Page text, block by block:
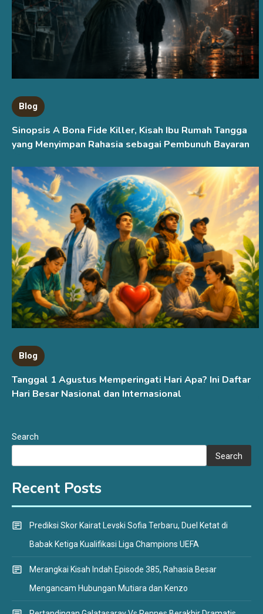
Blog
Sinopsis A Bona Fide Killer, Kisah Ibu Rumah Tangga
yang Menyimpan Rahasia sebagai Pembunuh Bayaran
Blog
Tanggal 1 Agustus Memperingati Hari Apa? Ini Daftar
Hari Besar Nasional dan Internasional
Search
Search
Recent Posts
Prediksi Skor Kairat Levski Sofia Terbaru, Duel Ketat di
Babak Ketiga Kualifikasi Liga Champions UEFA
Merangkai Kisah Indah Episode 385, Rahasia Besar
Mengancam Hubungan Mutiara dan Kenzo